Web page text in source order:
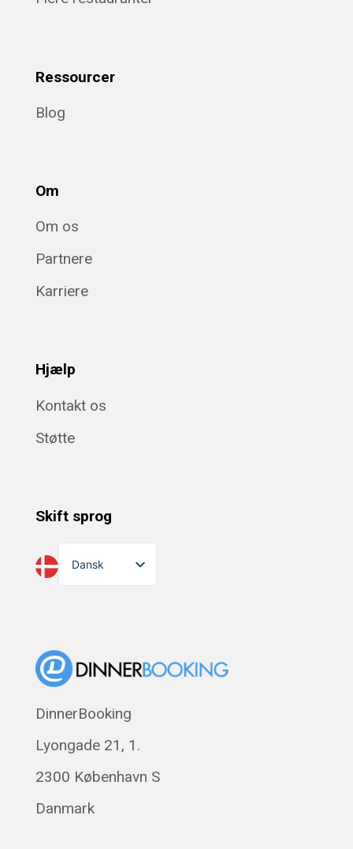
Ressourcer
Blog
Om
Om os
Partnere
Karriere
Hjælp
Kontakt os
Støtte
Skift sprog
Dansk
Eesti
Svenska
Français
Română
DinnerBooking
Lyongade 21, 1.
2300 København S
Danmark